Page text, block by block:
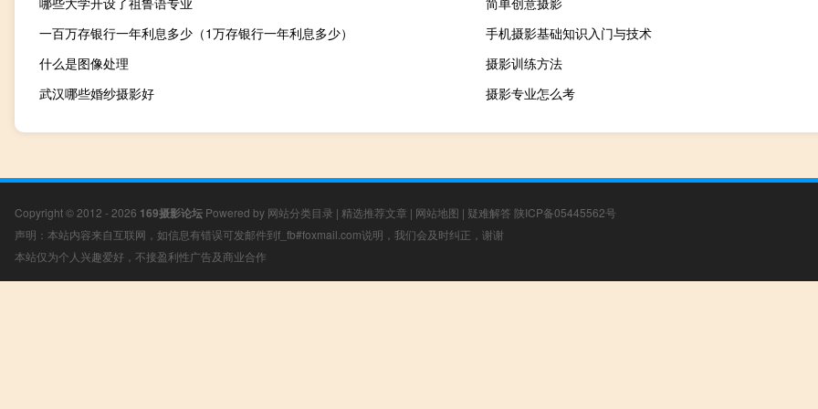
一百万存银行一年利息多少（1万存银行一年利息多少）
手机摄影基础知识入门与技术
什么是图像处理
摄影训练方法
武汉哪些婚纱摄影好
摄影专业怎么考
Copyright © 2012 - 2026 169摄影论坛 Powered by 网站分类目录 | 精选推荐文章 | 网站地图 | 疑难解答 陕ICP备05445562号
声明：本站内容来自互联网，如信息有错误可发邮件到f_fb#foxmail.com说明，我们会及时纠正，谢谢
本站仅为个人兴趣爱好，不接盈利性广告及商业合作